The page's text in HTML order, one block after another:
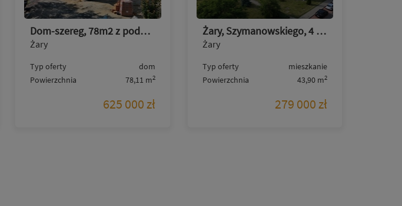
Dom-szereg, 78m2 z poddaszem, 4pokoje, Brata Alberta
Żary
Typ oferty
dom
Powierzchnia
78,11 m2
625 000 zł
Żary, Szymanowskiego, 4 piętro, 2pokoje, po remoncie
Żary
Typ oferty
mieszkanie
Powierzchnia
43,90 m2
279 000 zł